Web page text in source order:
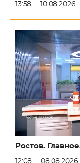
13:58 10.08.2026
Ростов.
12:08 08.08.2026